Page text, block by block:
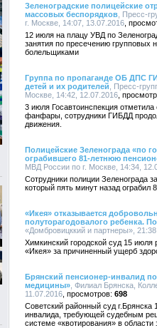
Зеленоградские полицейские
массовых беспорядков , Пресс-
г. Москве, 14:07, 13.07.2016
12 июля на плацу УВД по
занятия по пресечению
болельщиками
Группа по пропаганде ОБ ДПС
детей и их родителей , Пресс-
Москве, 14:42, 12.07.2016
3 июля Госавтоинспекция
фанфары, сотрудники ГИБДД
движения.
Полицейские Зеленограда «по
ограбившего 81-летнюю
МВД России по г. Москве, 14:34,
Сотрудники полиции Зеленограда
который пять минут назад ограбил
«Икея» отказывается
полуторагодовалого ребенка.
«Домбровицккий и партнеры»,
Химкинский городской суд 15
«Икея» за причиненный ущерб
Брянский пенсионер-инвалид
медицины» , Филиал Брянска,
11.07.2016
698
Советский районный суд г.Брянска
инвалида, требующей судебным
системе «квотирования» в области